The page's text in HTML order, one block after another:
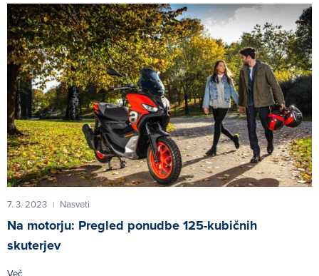
7. 3. 2023 | Nasveti
Na motorju: Pregled ponudbe 125-kubičnih
skuterjev
Več